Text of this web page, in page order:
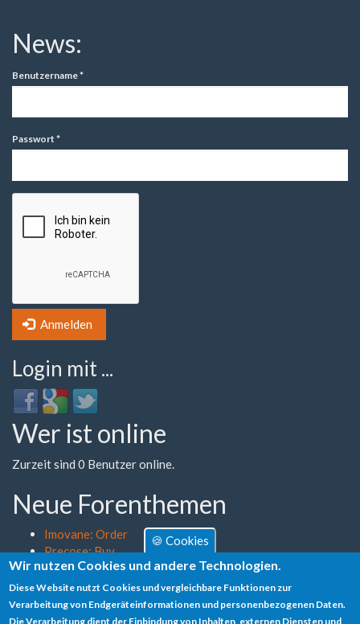
News:
Benutzername*
Passwort *
Anmelden
Login mit ...
Login
with
Facebook
Login
with
Google
Login
with
Twitter
Wer ist online
Zurzeit sind 0 Benutzer online.
Neue Forenthemen
Imovane: Order
Precose: Buy
Diclofenac: Can I Order
Requip: Discount Find Saturday Shipping
Vpxl: Mastercard Fast Delivery Vermont
🍪 Cookies
Wir nutzen Cookies und andere Technologien.
Diese Website nutzt Cookies und vergleichbare Funktionen zur
Verarbeitung von Endgeräteinformationen und personenbezogenen Daten.
Die Verarbeitung dient der Einbindung von Inhalten, externen Diensten und